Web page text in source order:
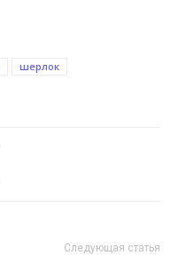
шерлок
Следующая статья